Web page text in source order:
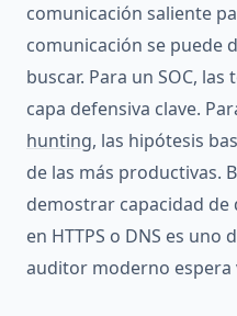
comunicación saliente
comunicación se puede
buscar. Para un SOC,
capa defensiva clave.
hunting, las hipótesis
de las más productivas.
demostrar capacidad
en HTTPS o DNS es uno
auditor moderno espera